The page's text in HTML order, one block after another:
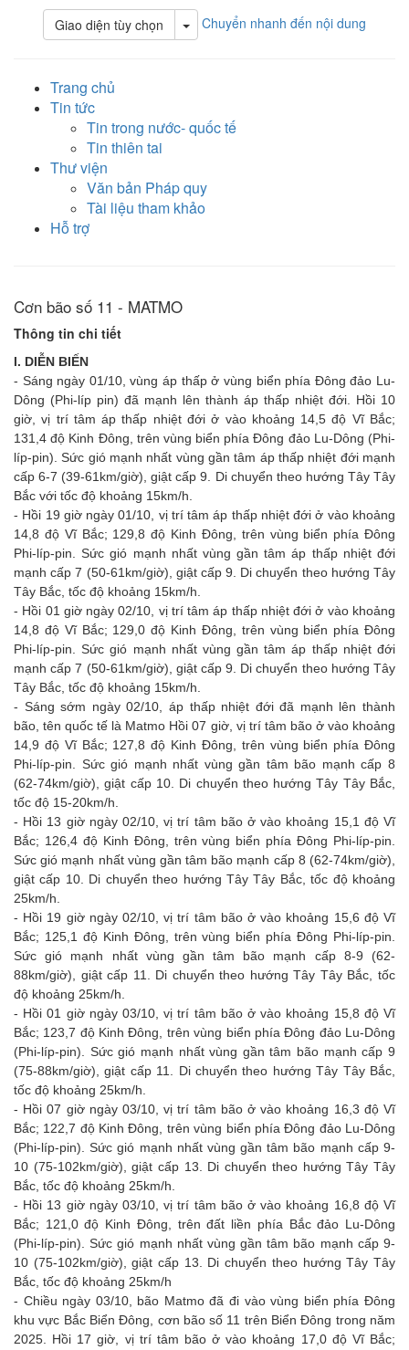
Giao diện tùy chọn Toggle Dropdown
Chuyển nhanh đến nội dung
Trang chủ
Tin tức
Tin trong nước- quốc tế
Tin thiên tai
Thư viện
Văn bản Pháp quy
Tài liệu tham khảo
Hỗ trợ
Cơn bão số 11 - MATMO
Thông tin chi tiết
I. DIỄN BIẾN
- Sáng ngày 01/10, vùng áp thấp ở vùng biển phía Đông đảo Lu-
Dông (Phi-líp pin) đã mạnh lên thành áp thấp nhiệt đới. Hồi 10
giờ, vị trí tâm áp thấp nhiệt đới ở vào khoảng 14,5 độ Vĩ Bắc;
131,4 độ Kinh Đông, trên vùng biển phía Đông đảo Lu-Dông (Phi-
líp-pin). Sức gió mạnh nhất vùng gần tâm áp thấp nhiệt đới mạnh
cấp 6-7 (39-61km/giờ), giật cấp 9. Di chuyển theo hướng Tây Tây
Bắc với tốc độ khoảng 15km/h.
- Hồi 19 giờ ngày 01/10, vị trí tâm áp thấp nhiệt đới ở vào khoảng
14,8 độ Vĩ Bắc; 129,8 độ Kinh Đông, trên vùng biển phía Đông
Phi-líp-pin. Sức gió mạnh nhất vùng gần tâm áp thấp nhiệt đới
mạnh cấp 7 (50-61km/giờ), giật cấp 9. Di chuyển theo hướng Tây
Tây Bắc, tốc độ khoảng 15km/h.
- Hồi 01 giờ ngày 02/10, vị trí tâm áp thấp nhiệt đới ở vào khoảng
14,8 độ Vĩ Bắc; 129,0 độ Kinh Đông, trên vùng biển phía Đông
Phi-líp-pin. Sức gió mạnh nhất vùng gần tâm áp thấp nhiệt đới
mạnh cấp 7 (50-61km/giờ), giật cấp 9. Di chuyển theo hướng Tây
Tây Bắc, tốc độ khoảng 15km/h.
- Sáng sớm ngày 02/10, áp thấp nhiệt đới đã mạnh lên thành
bão, tên quốc tế là Matmo Hồi 07 giờ, vị trí tâm bão ở vào khoảng
14,9 độ Vĩ Bắc; 127,8 độ Kinh Đông, trên vùng biển phía Đông
Phi-líp-pin. Sức gió mạnh nhất vùng gần tâm bão mạnh cấp 8
(62-74km/giờ), giật cấp 10. Di chuyển theo hướng Tây Tây Bắc,
tốc độ 15-20km/h.
- Hồi 13 giờ ngày 02/10, vị trí tâm bão ở vào khoảng 15,1 độ Vĩ
Bắc; 126,4 độ Kinh Đông, trên vùng biển phía Đông Phi-líp-pin.
Sức gió mạnh nhất vùng gần tâm bão mạnh cấp 8 (62-74km/giờ),
giật cấp 10. Di chuyển theo hướng Tây Tây Bắc, tốc độ khoảng
25km/h.
- Hồi 19 giờ ngày 02/10, vị trí tâm bão ở vào khoảng 15,6 độ Vĩ
Bắc; 125,1 độ Kinh Đông, trên vùng biển phía Đông Phi-líp-pin.
Sức gió mạnh nhất vùng gần tâm bão mạnh cấp 8-9 (62-
88km/giờ), giật cấp 11. Di chuyển theo hướng Tây Tây Bắc, tốc
độ khoảng 25km/h.
- Hồi 01 giờ ngày 03/10, vị trí tâm bão ở vào khoảng 15,8 độ Vĩ
Bắc; 123,7 độ Kinh Đông, trên vùng biển phía Đông đảo Lu-Dông
(Phi-líp-pin). Sức gió mạnh nhất vùng gần tâm bão mạnh cấp 9
(75-88km/giờ), giật cấp 11. Di chuyển theo hướng Tây Tây Bắc,
tốc độ khoảng 25km/h.
- Hồi 07 giờ ngày 03/10, vị trí tâm bão ở vào khoảng 16,3 độ Vĩ
Bắc; 122,7 độ Kinh Đông, trên vùng biển phía Đông đảo Lu-Dông
(Phi-líp-pin). Sức gió mạnh nhất vùng gần tâm bão mạnh cấp 9-
10 (75-102km/giờ), giật cấp 13. Di chuyển theo hướng Tây Tây
Bắc, tốc độ khoảng 25km/h.
- Hồi 13 giờ ngày 03/10, vị trí tâm bão ở vào khoảng 16,8 độ Vĩ
Bắc; 121,0 độ Kinh Đông, trên đất liền phía Bắc đảo Lu-Dông
(Phi-líp-pin). Sức gió mạnh nhất vùng gần tâm bão mạnh cấp 9-
10 (75-102km/giờ), giật cấp 13. Di chuyển theo hướng Tây Tây
Bắc, tốc độ khoảng 25km/h
- Chiều ngày 03/10, bão Matmo đã đi vào vùng biển phía Đông
khu vực Bắc Biển Đông, cơn bão số 11 trên Biển Đông trong năm
2025. Hồi 17 giờ, vị trí tâm bão ở vào khoảng 17,0 độ Vĩ Bắc;